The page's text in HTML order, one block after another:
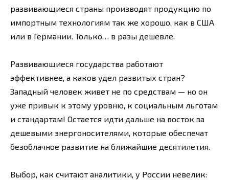
развивающиеся страны производят продукцию по
импортным технологиям так же хорошо, как в США
или в Германии. Только… в разы дешевле.
Развивающиеся государства работают
эффективнее, а каков удел развитых стран?
Западный человек живет не по средствам — но он
уже привык к этому уровню, к социальным льготам
и стандартам! Остается идти дальше на восток за
дешевыми энергоносителями, которые обеспечат
безоблачное развитие на ближайшие десятилетия.
Выбор, как считают аналитики, у России невелик: